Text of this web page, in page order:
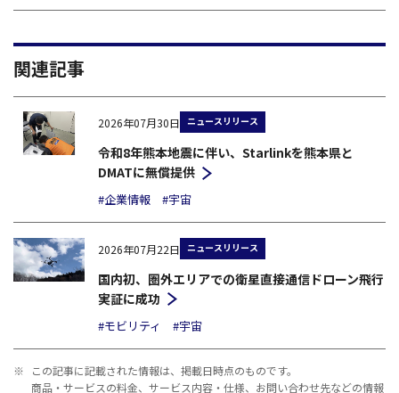
関連記事
2026年07月30日 ニュースリリース
令和8年熊本地震に伴い、Starlinkを熊本県と
DMATに無償提供
#企業情報 #宇宙
2026年07月22日 ニュースリリース
国内初、圏外エリアでの衛星直接通信ドローン飛行
実証に成功
#モビリティ #宇宙
※
この記事に記載された情報は、掲載日時点のものです。
商品・サービスの料金、サービス内容・仕様、お問い合わせ先などの情報